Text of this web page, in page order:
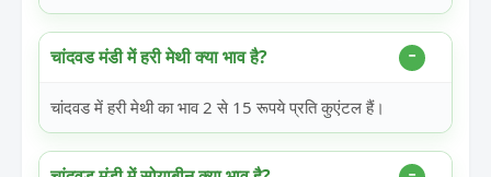
चांदवड मंडी में हरी मेथी क्या भाव है?
चांदवड में हरी मेथी का भाव 2 से 15 रूपये प्रति कुएंटल हैं।